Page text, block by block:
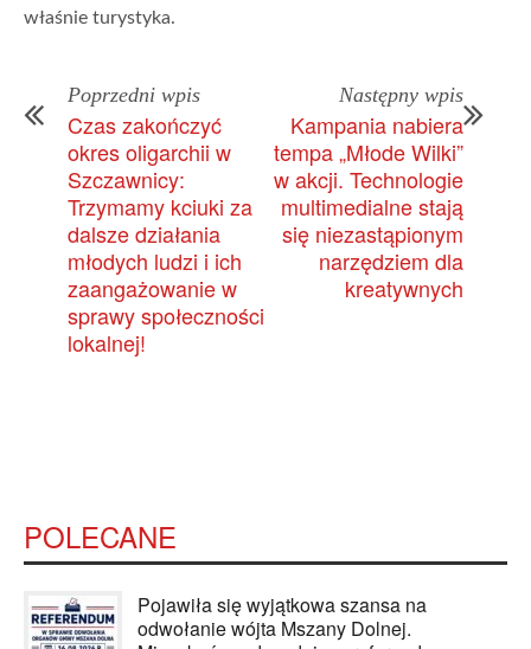
właśnie turystyka.
Poprzedni wpis
Czas zakończyć
okres oligarchii w
Szczawnicy:
Trzymamy kciuki za
dalsze działania
młodych ludzi i ich
zaangażowanie w
sprawy społeczności
lokalnej!
Następny wpis
Kampania nabiera
tempa „Młode Wilki”
w akcji. Technologie
multimedialne stają
się niezastąpionym
narzędziem dla
kreatywnych
POLECANE
Pojawiła się wyjątkowa szansa na
odwołanie wójta Mszany Dolnej.